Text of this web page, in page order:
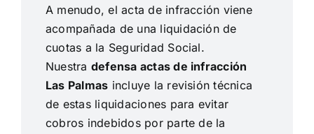
A menudo, el acta de infracción viene
acompañada de una liquidación de
cuotas a la Seguridad Social.
Nuestra defensa actas de infracción
Las Palmas incluye la revisión técnica
de estas liquidaciones para evitar
cobros indebidos por parte de la